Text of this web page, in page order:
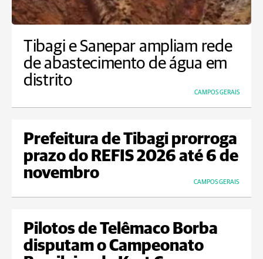
Tibagi e Sanepar ampliam rede
de abastecimento de água em
distrito
CAMPOS GERAIS
Prefeitura de Tibagi prorroga
prazo do REFIS 2026 até 6 de
novembro
CAMPOS GERAIS
Pilotos de Telêmaco Borba
disputam o Campeonato